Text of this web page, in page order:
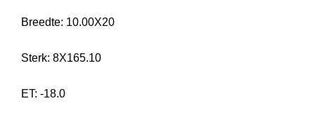
Breedte: 10.00X20
Sterk: 8X165.10
ET: -18.0